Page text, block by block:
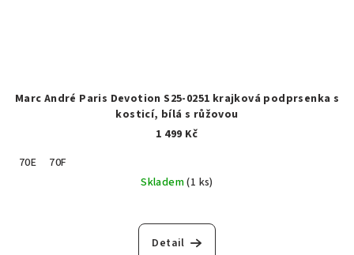
Marc André Paris Devotion S25-0251 krajková podprsenka s
kosticí, bílá s růžovou
1 499 Kč
70E
70F
Skladem(1 ks)
Detail